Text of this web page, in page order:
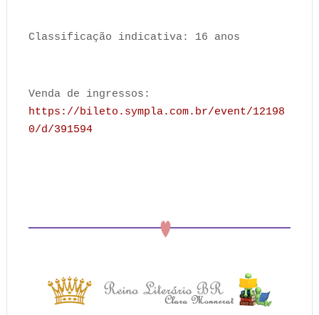
Classificação indicativa: 16 anos
Venda de ingressos:
https://bileto.sympla.com.br/event/12198
0/d/391594